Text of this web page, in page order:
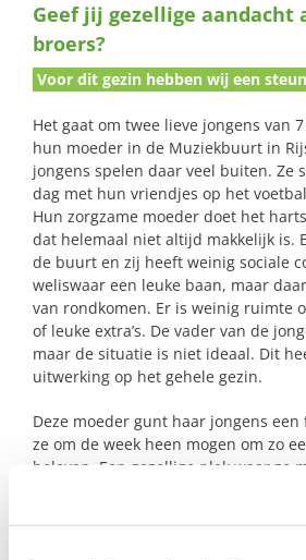
naar:
Geef jij gezellige aandacht
broers?
Voor dit gezin hebben wij een
Het gaat om twee lieve jongens van
hun moeder in de Muziekbuurt in
jongens spelen daar veel buiten. Ze
dag met hun vriendjes op het
Hun zorgzame moeder doet het
dat helemaal niet altijd makkelijk is.
de buurt en zij heeft weinig sociale
weliswaar een leuke baan, maar
van rondkomen. Er is weinig ruimte
of leuke extra’s. De vader van de
maar de situatie is niet ideaal. Dit
uitwerking op het gehele gezin.
Deze moeder gunt haar jongens
ze om de week heen mogen om zo
beleven. Een gezellige plek waar ze
bij anderen aan toe gaat. Daar
Zelf kan ze op deze momenten